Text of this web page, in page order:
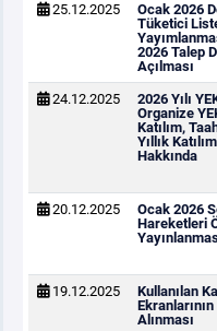
BT HİZMET YÖNETİM
25.12.2025
Ocak 2026
Tüketici
2026 Talep
Açılması
24.12.2025
2026 Yılı
Organize
Katılım,
Yıllık
Hakkında
20.12.2025
Ocak 2026
Hareketleri
19.12.2025
Kullanılan
Alınması